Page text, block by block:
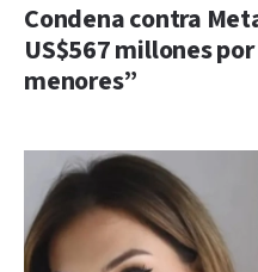
Condena contra
US$567 millones
menores”